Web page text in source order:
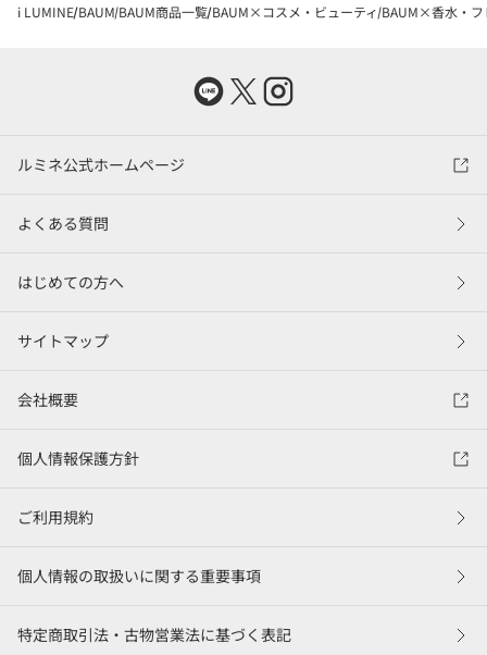
i LUMINE BAUM BAUM商品一覧 BAUM×コスメ・ビューティ BAUM×香水・フ
ルミネ公式ホームページ
よくある質問
はじめての方へ
サイトマップ
会社概要
個人情報保護方針
ご利用規約
個人情報の取扱いに関する重要事項
特定商取引法・古物営業法に基づく表記